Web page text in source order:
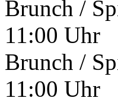
Brunch /
11:00 Uhr
Brunch /
11:00 Uhr